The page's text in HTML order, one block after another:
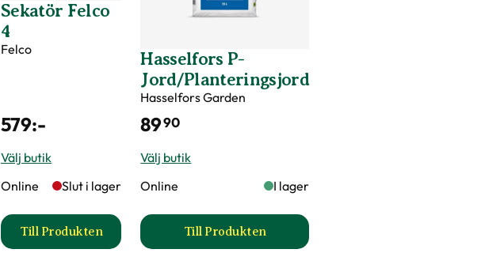
Sekatör Felco
4
Felco
579:-
Välj butik
Online
Slut i lager
Till Produkten
till Sekatör Felco 4 produktsida
Hasselfors P-
Jord/Planteringsjord
Hasselfors Garden
8990
Välj butik
Online
I lager
Till Produkten
till Hasselfors P-Jord/Planteringsjord produktsida